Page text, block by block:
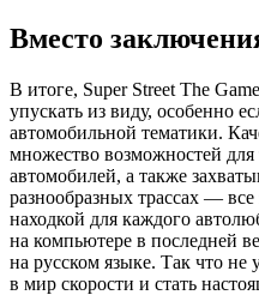
Вместо
В итоге, Super Street The
упускать из виду, особенно
автомобильной тематики.
множество возможностей
автомобилей, а также
разнообразных трассах — все
находкой для каждого
на компьютере в последней
на русском языке. Так что не
в мир скорости и стать